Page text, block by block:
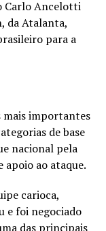
Carlo Ancelotti
da Atalanta,
para a
mais importantes
de base
nacional pela
apoio ao ataque.
carioca,
e foi negociado
das principais